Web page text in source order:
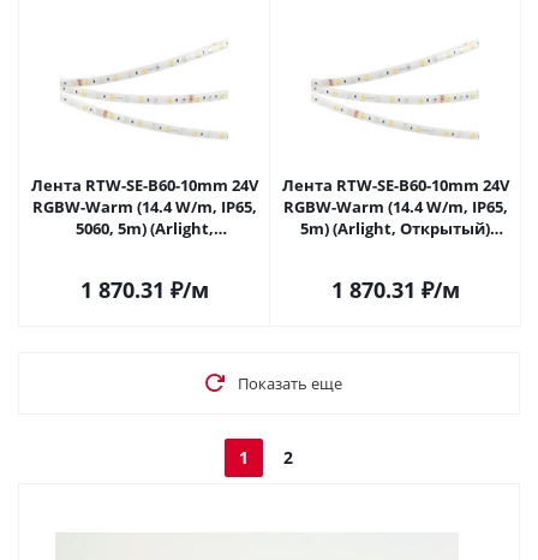
Лента RTW-SE-B60-10mm 24V
RGBW-Warm (14.4 W/m, IP65,
5060, 5m) (Arlight,
1 870.31 ₽/м
Лента RTW-SE-B60-10mm 24V
RGBW-Warm (14.4 W/m, IP65,
5m) (Arlight, Открытый)
1 870.31 ₽/м
Показать еще
1 2